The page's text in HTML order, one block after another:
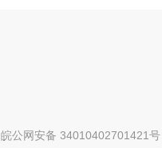
皖公网安备 34010402701421号